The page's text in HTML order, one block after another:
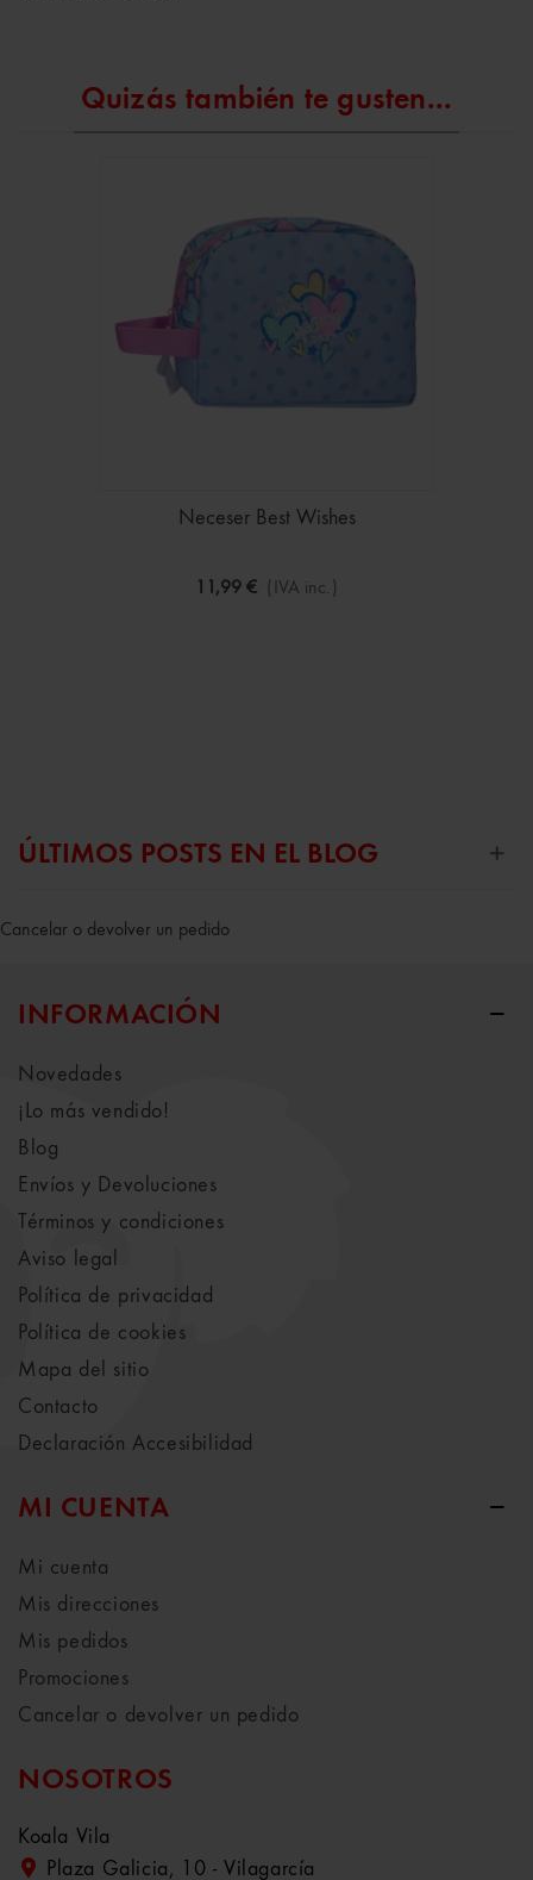
Quizás también te gusten...
Neceser Best Wishes
11,99 € (IVA inc.)
ÚLTIMOS POSTS EN EL BLOG
Cancelar o devolver un pedido
INFORMACIÓN
Novedades
¡Lo más vendido!
Blog
Envíos y Devoluciones
Términos y condiciones
Aviso legal
Política de privacidad
Política de cookies
Mapa del sitio
Contacto
Declaración Accesibilidad
MI CUENTA
Mi cuenta
Mis direcciones
Mis pedidos
Promociones
Cancelar o devolver un pedido
NOSOTROS
Koala Vila
Plaza Galicia, 10 - Vilagarcía